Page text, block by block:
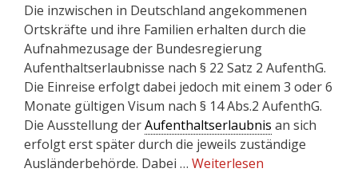
Die inzwischen in Deutschland angekommenen
Ortskräfte und ihre Familien erhalten durch die
Aufnahmezusage der Bundesregierung
Aufenthaltserlaubnisse nach § 22 Satz 2 AufenthG.
Die Einreise erfolgt dabei jedoch mit einem 3 oder 6
Monate gültigen Visum nach § 14 Abs.2 AufenthG.
Die Ausstellung derAufenthaltserlaubnis an sich
erfolgt erst später durch die jeweils zuständige
Ausländerbehörde. Dabei … Weiterlesen